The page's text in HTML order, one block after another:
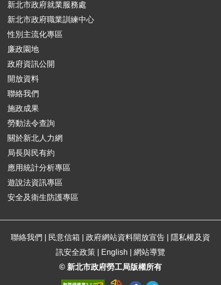
新北市政府就業服務處
新北市政府職業訓練中心
性別主流化專區
廉政園地
政府資訊公開
開放資料
聯絡我們
施政成果
勞動法令查詢
關於新北人力網
局長與民有約
應用統計分析專區
遊說法資訊專區
安全及衛生防護專區
聯絡我們 民意信箱 政府網站資料開放宣告
隱私權及資
訊安全政策
English
網站導覽
© 新北市政府勞工局版權所有